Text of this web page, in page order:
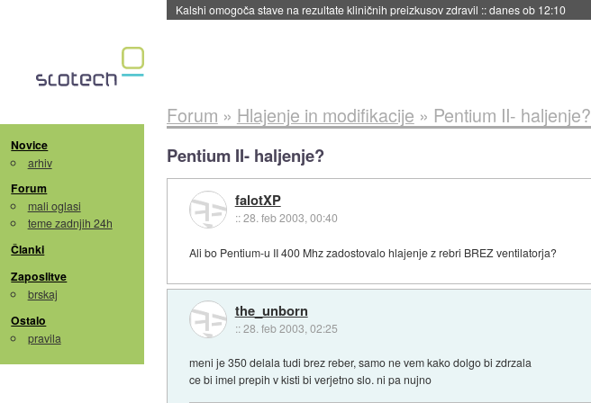
Kalshi omogoča stave na rezultate kliničnih preizkusov zdravil ::danes ob 12:10
Novice
arhiv
Forum
mali oglasi
teme zadnjih 24h
Članki
Zaposlitve
brskaj
Ostalo
pravila
Forum » Hlajenje in modifikacije » Pentium II- haljenje?
Pentium II- haljenje?
falotXP
::28. feb 2003, 00:40
Ali bo Pentium-u II 400 Mhz zadostovalo hlajenje z rebri BREZ ventilatorja?
the_unborn
::28. feb 2003, 02:25
meni je 350 delala tudi brez reber, samo ne vem kako dolgo bi zdrzala
ce bi imel prepih v kisti bi verjetno slo. ni pa nujno